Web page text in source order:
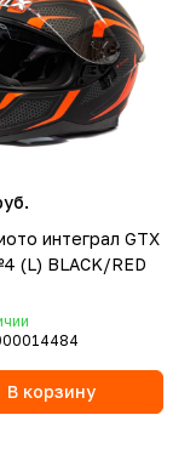
интеграл GTX
(L) BLACK/RED
В корзину